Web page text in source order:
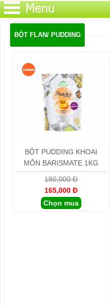
BỘT FLAN/ PUDDING
BỘT PUDDING KHOAI
MÔN BARISMATE 1KG
180,000 Đ
165,000 Đ
Chọn mua